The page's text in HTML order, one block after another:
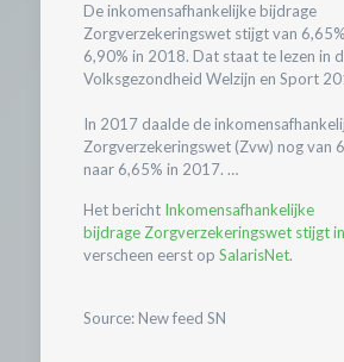
De inkomensafhankelijke bijdrage
Zorgverzekeringswet stijgt van
6,90% in 2018. Dat staat te lezen in
Volksgezondheid Welzijn en Sport
In 2017 daalde de
Zorgverzekeringswet (Zvw) nog van
naar 6,65% in 2017. …
Het bericht Inkomensafhankelijke
bijdrage Zorgverzekeringswet stijgt
verscheen eerst op SalarisNet.
Source: New feed SN